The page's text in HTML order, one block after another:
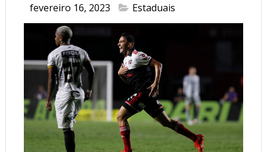
fevereiro 16, 2023 Estaduais